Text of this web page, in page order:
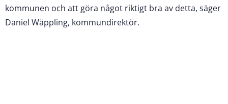
kommunen och att göra något riktigt bra av detta, säger
Daniel Wäppling, kommundirektör.